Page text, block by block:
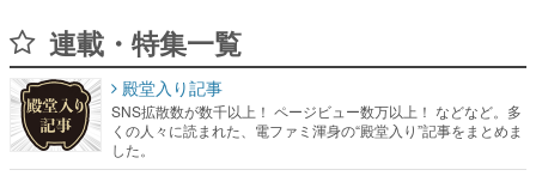
連載・特集一覧
殿堂入り記事
SNS拡散数が数千以上！ ページビュー数万以上！ などなど。多
くの人々に読まれた、電ファミ渾身の“殿堂入り”記事をまとめま
した。